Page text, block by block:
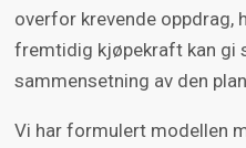
overfor krevende oppdrag,
fremtidig kjøpekraft kan gi
sammensetning av den
Vi har formulert modellen